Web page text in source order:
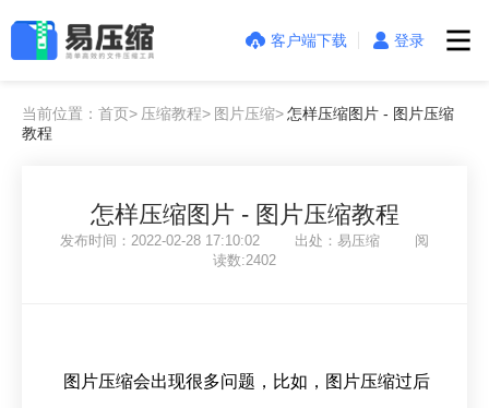
客户端下载 登录
当前位置：首页> 压缩教程> 图片压缩>怎样压缩图片 - 图片压缩
教程
怎样压缩图片 - 图片压缩教程
发布时间：2022-02-28 17:10:02 出处：易压缩 阅
读数:2402
图片压缩会出现很多问题，比如，图片压缩过后